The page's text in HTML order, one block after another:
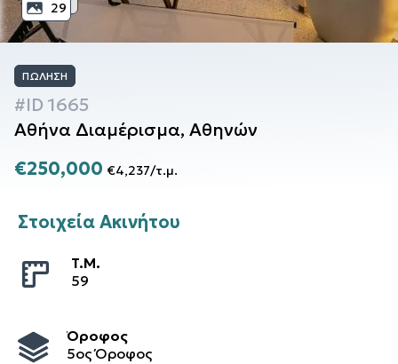
29
ΠΏΛΗΣΗ
#ID 1665
Αθήνα Διαμέρισμα, Αθηνών
€250,000 €4,237/τ.μ.
Στοιχεία Ακινήτου
T.M.
59
Όροφος
5ος Όροφος